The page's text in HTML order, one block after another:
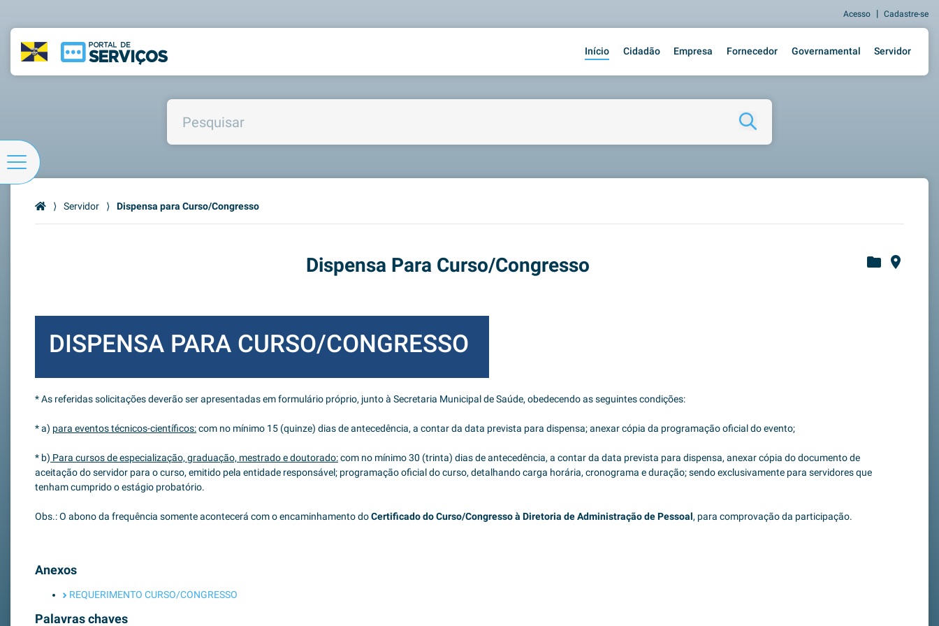
Início Cidadão Empresa Fornecedor Governamental Servidor
Acesso | Cadastre-se
⟩ Servidor ⟩ Dispensa para Curso/Congresso
Dispensa Para Curso/Congresso place
folder
DISPENSA PARA CURSO/CONGRESSO
* As referidas solicitações deverão ser apresentadas em formulário próprio, junto à Secretaria Municipal de Saúde, obedecendo as seguintes condições:
* a) para eventos técnicos-científicos:com no mínimo 15 (quinze) dias de antecedência, a contar da data prevista para dispensa; anexar cópia da programação oficial do evento;
* b) Para cursos de especialização, graduação, mestrado e doutorado:com no mínimo 30 (trinta) dias de antecedência, a contar da data prevista para dispensa, anexar cópia do documento de
aceitação do servidor para o curso, emitido pela entidade responsável; programação oficial do curso, detalhando carga horária, cronograma e duração; sendo exclusivamente para servidores que
tenham cumprido o estágio probatório.
Obs.: O abono da frequência somente acontecerá com o encaminhamento doCertificado do Curso/Congresso à Diretoria de Administração de Pessoal, para comprovação da participação.
Anexos
REQUERIMENTO CURSO/CONGRESSO
Palavras chaves